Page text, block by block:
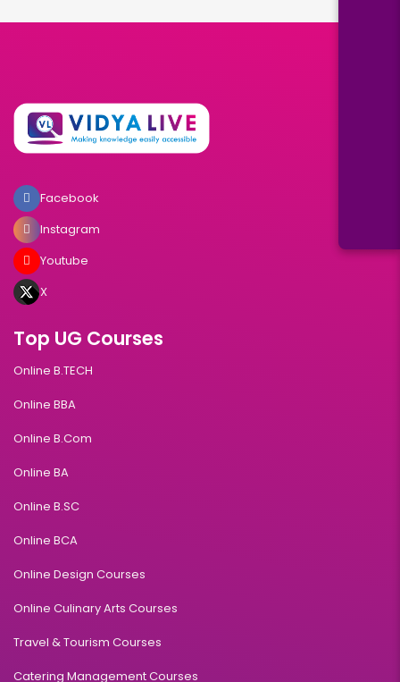
Facebook
Instagram
Youtube
X
Top UG Courses
Online B.TECH
Online BBA
Online B.Com
Online BA
Online B.SC
Online BCA
Online Design Courses
Online Culinary Arts Courses
Travel & Tourism Courses
Catering Management Courses